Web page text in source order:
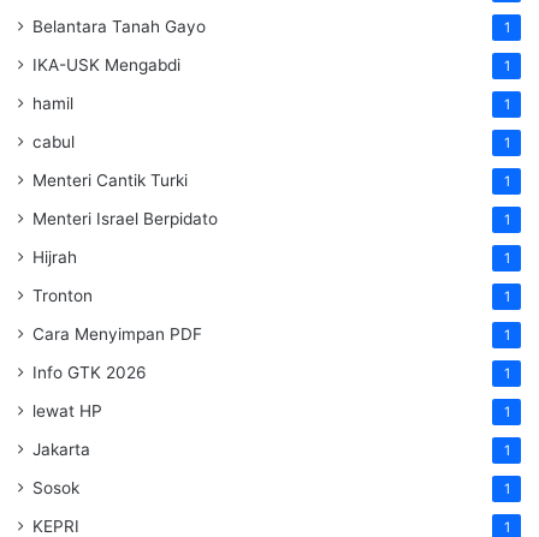
Belantara Tanah Gayo 1
IKA-USK Mengabdi 1
hamil 1
cabul 1
Menteri Cantik Turki 1
Menteri Israel Berpidato 1
Hijrah 1
Tronton 1
Cara Menyimpan PDF 1
Info GTK 2026 1
lewat HP 1
Jakarta 1
Sosok 1
KEPRI 1